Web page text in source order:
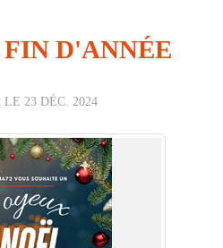
D'ANNÉE
LE 23 DÉC. 2024